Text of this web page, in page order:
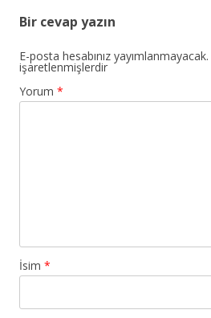
Bir cevap yazın
E-posta hesabınız yayımlanmayacak.
işaretlenmişlerdir
Yorum *
İsim *